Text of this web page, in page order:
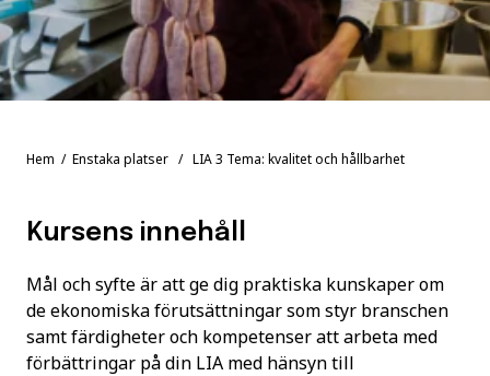
Hem / Enstaka platser / LIA 3 Tema: kvalitet och hållbarhet
Kursens innehåll
Mål och syfte är att ge dig praktiska kunskaper om
de ekonomiska förutsättningar som styr branschen
samt färdigheter och kompetenser att arbeta med
förbättringar på din LIA med hänsyn till